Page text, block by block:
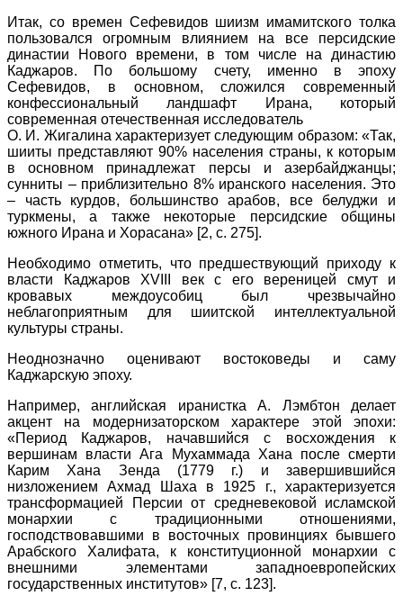
Итак, со времен Сефевидов шиизм имамитского толка
пользовался огромным влиянием на все персидские
династии Нового времени, в том числе на династию
Каджаров. По большому счету, именно в эпоху
Сефевидов, в основном, сложился современный
конфессиональный ландшафт Ирана, который
современная отечественная исследователь
О. И. Жигалина характеризует следующим образом: «Так,
шииты представляют 90% населения страны, к которым
в основном принадлежат персы и азербайджанцы;
сунниты – приблизительно 8% иранского населения. Это
– часть курдов, большинство арабов, все белуджи и
туркмены, а также некоторые персидские общины
южного Ирана и Хорасана» [2, с. 275].
Необходимо отметить, что предшествующий приходу к
власти Каджаров XVIII век с его вереницей смут и
кровавых междоусобиц был чрезвычайно
неблагоприятным для шиитской интеллектуальной
культуры страны.
Неоднозначно оценивают востоковеды и саму
Каджарскую эпоху.
Например, английская иранистка А. Лэмбтон делает
акцент на модернизаторском характере этой эпохи:
«Период Каджаров, начавшийся с восхождения к
вершинам власти Ага Мухаммада Хана после смерти
Карим Хана Зенда (1779 г.) и завершившийся
низложением Ахмад Шаха в 1925 г., характеризуется
трансформацией Персии от средневековой исламской
монархии с традиционными отношениями,
господствовавшими в восточных провинциях бывшего
Арабского Халифата, к конституционной монархии с
внешними элементами западноевропейских
государственных институтов» [7, с. 123].